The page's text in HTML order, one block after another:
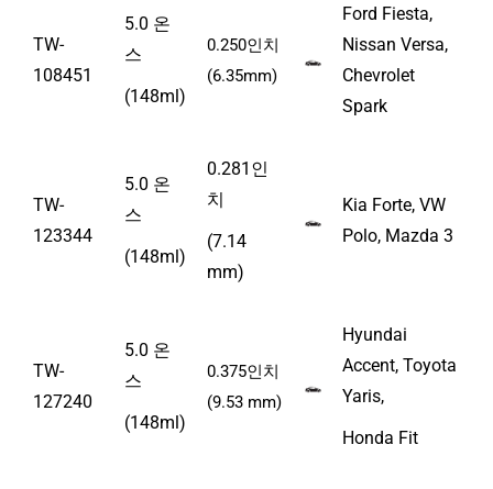
TW-
108451
5.0 온
스
(148ml)
0.250인치
(6.35mm)
Ford Fiesta,
Nissan Versa,
Chevrolet
Spark
TW-
123344
5.0 온
스
(148ml)
0.281인
치
(7.14
mm)
Kia Forte, VW
Polo, Mazda 3
TW-
127240
5.0 온
스
(148ml)
0.375인치
(9.53 mm)
Hyundai
Accent, Toyota
Yaris,
Honda Fit